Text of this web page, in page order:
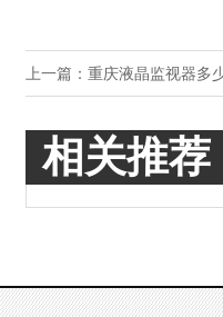
上一篇： 重庆液晶监视器多
相关推荐